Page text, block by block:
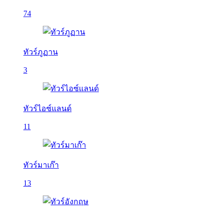
74
ทัวร์ภูฏาน
3
ทัวร์ไอซ์แลนด์
11
ทัวร์มาเก๊า
13